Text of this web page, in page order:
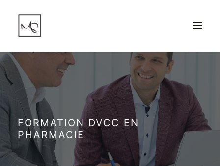
ACCUEIL
NOS SERVICES
L’ENTREPRISE
BLOGUE
NOUS JOINDRE
FORMATION DVCC EN
PHARMACIE